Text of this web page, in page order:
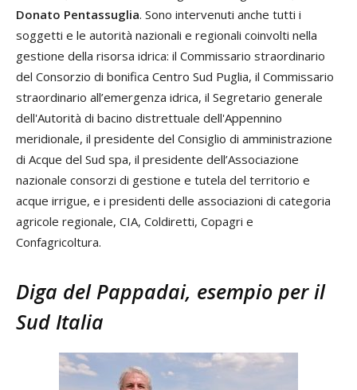
Donato Pentassuglia. Sono intervenuti anche tutti i
soggetti e le autorità nazionali e regionali coinvolti nella
gestione della risorsa idrica: il Commissario straordinario
del Consorzio di bonifica Centro Sud Puglia, il Commissario
straordinario all’emergenza idrica, il Segretario generale
dell'Autorità di bacino distrettuale dell'Appennino
meridionale, il presidente del Consiglio di amministrazione
di Acque del Sud spa, il presidente dell’Associazione
nazionale consorzi di gestione e tutela del territorio e
acque irrigue, e i presidenti delle associazioni di categoria
agricole regionale, CIA, Coldiretti, Copagri e
Confagricoltura.
Diga del Pappadai, esempio per il
Sud Italia